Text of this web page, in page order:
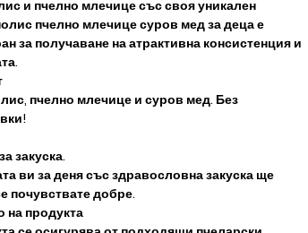
и пчелно млечице със своя уникален
пчелно млечице суров мед за деца е
за получаване на атрактивна консистенция и
пчелно млечице и суров мед. Без
закуска.
ви за деня със здравословна закуска ще
почувствате добре.
на продукта